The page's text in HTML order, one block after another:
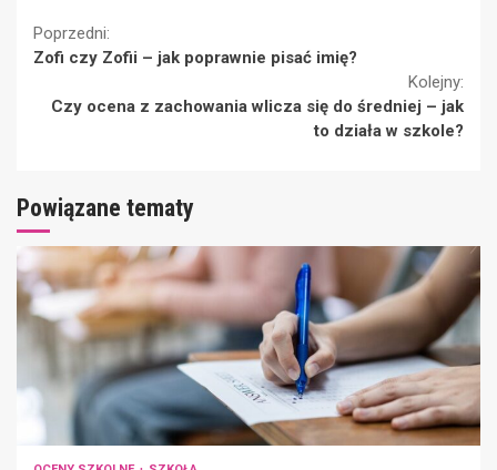
Continue
Poprzedni:
Zofi czy Zofii – jak poprawnie pisać imię?
Kolejny:
Czy ocena z zachowania wlicza się do średniej – jak
to działa w szkole?
Powiązane tematy